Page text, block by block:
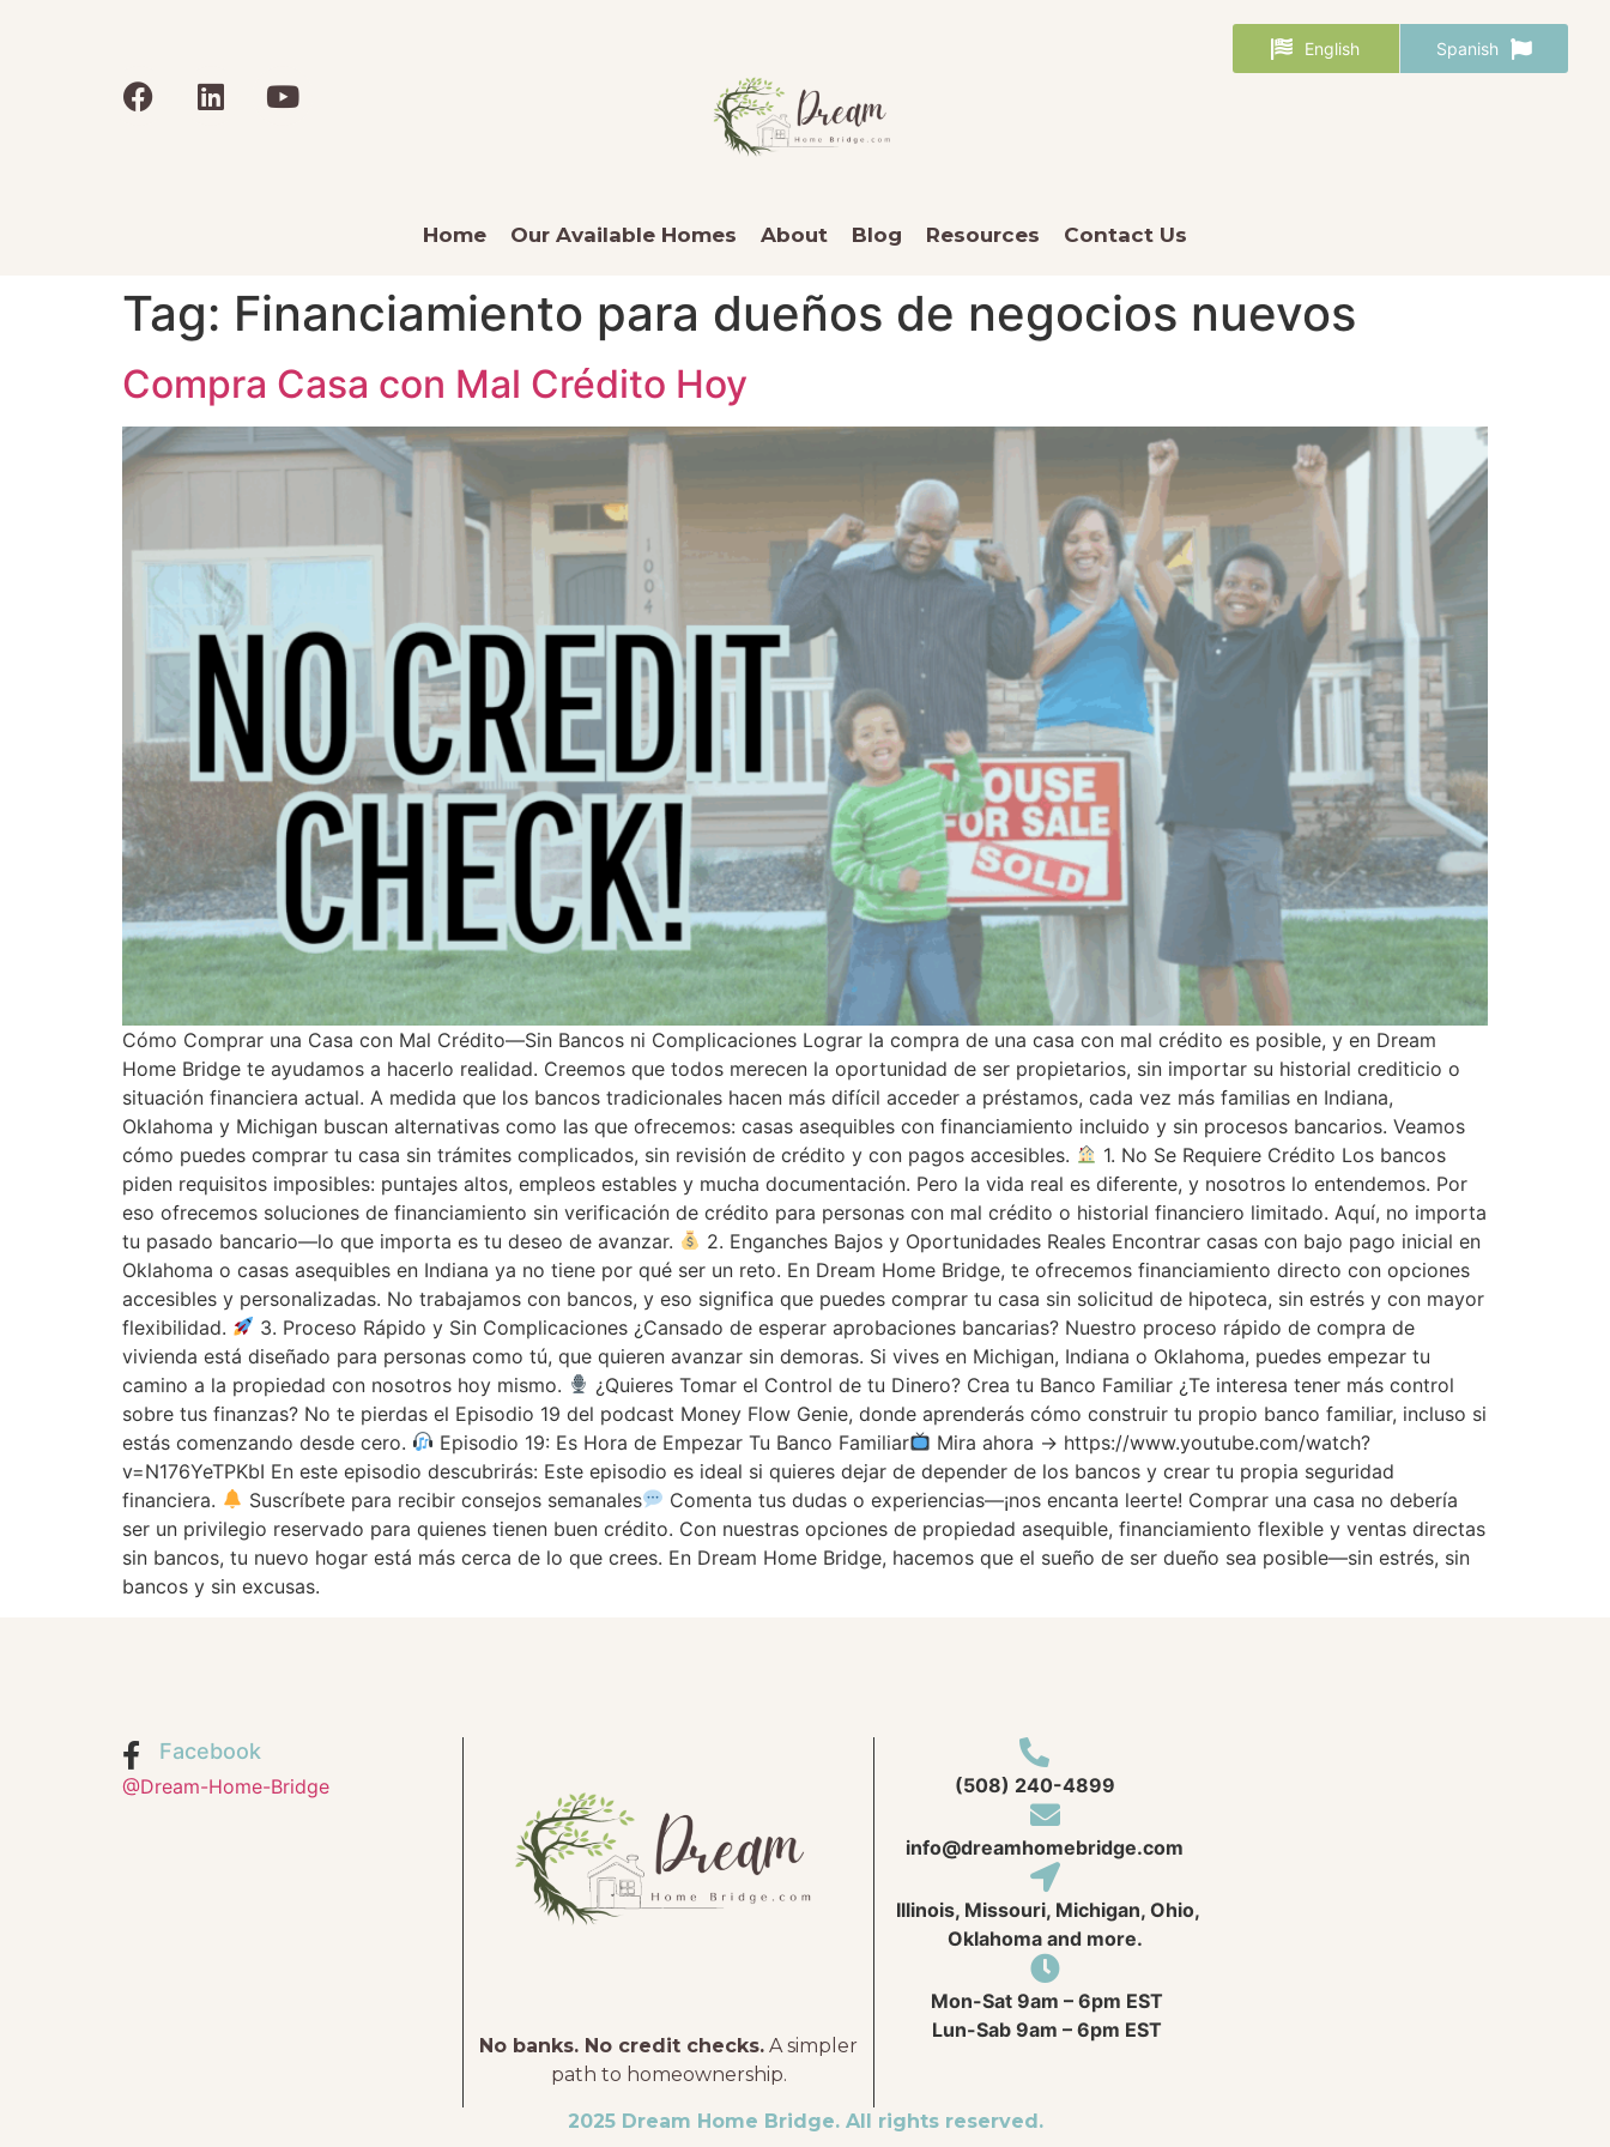
English Spanish
Home Our Available Homes About Blog Resources Contact Us
Tag: Financiamiento para dueños de negocios nuevos
Compra Casa con Mal Crédito Hoy
Cómo Comprar una Casa con Mal Crédito—Sin Bancos ni Complicaciones Lograr la compra de una casa con mal crédito es posible, y en Dream
Home Bridge te ayudamos a hacerlo realidad. Creemos que todos merecen la oportunidad de ser propietarios, sin importar su historial crediticio o
situación financiera actual. A medida que los bancos tradicionales hacen más difícil acceder a préstamos, cada vez más familias en Indiana,
Oklahoma y Michigan buscan alternativas como las que ofrecemos: casas asequibles con financiamiento incluido y sin procesos bancarios. Veamos
cómo puedes comprar tu casa sin trámites complicados, sin revisión de crédito y con pagos accesibles.
1. No Se Requiere Crédito Los bancos
piden requisitos imposibles: puntajes altos, empleos estables y mucha documentación. Pero la vida real es diferente, y nosotros lo entendemos. Por
eso ofrecemos soluciones de financiamiento sin verificación de crédito para personas con mal crédito o historial financiero limitado. Aquí, no importa
tu pasado bancario—lo que importa es tu deseo de avanzar.
2. Enganches Bajos y Oportunidades Reales Encontrar casas con bajo pago inicial en
Oklahoma o casas asequibles en Indiana ya no tiene por qué ser un reto. En Dream Home Bridge, te ofrecemos financiamiento directo con opciones
accesibles y personalizadas. No trabajamos con bancos, y eso significa que puedes comprar tu casa sin solicitud de hipoteca, sin estrés y con mayor
flexibilidad.
3. Proceso Rápido y Sin Complicaciones ¿Cansado de esperar aprobaciones bancarias? Nuestro proceso rápido de compra de
vivienda está diseñado para personas como tú, que quieren avanzar sin demoras. Si vives en Michigan, Indiana o Oklahoma, puedes empezar tu
camino a la propiedad con nosotros hoy mismo.
¿Quieres Tomar el Control de tu Dinero? Crea tu Banco Familiar ¿Te interesa tener más control
sobre tus finanzas? No te pierdas el Episodio 19 del podcast Money Flow Genie, donde aprenderás cómo construir tu propio banco familiar, incluso si
estás comenzando desde cero.
Episodio 19: Es Hora de Empezar Tu Banco Familiar
Mira ahora → https://www.youtube.com/watch?
v=N176YeTPKbI En este episodio descubrirás: Este episodio es ideal si quieres dejar de depender de los bancos y crear tu propia seguridad
financiera.
Suscríbete para recibir consejos semanales
Comenta tus dudas o experiencias—¡nos encanta leerte! Comprar una casa no debería
ser un privilegio reservado para quienes tienen buen crédito. Con nuestras opciones de propiedad asequible, financiamiento flexible y ventas directas
sin bancos, tu nuevo hogar está más cerca de lo que crees. En Dream Home Bridge, hacemos que el sueño de ser dueño sea posible—sin estrés, sin
bancos y sin excusas.
Facebook
@Dream-Home-Bridge
No banks. No credit checks. A simpler
path to homeownership.
(508) 240-4899
info@dreamhomebridge.com
Illinois, Missouri, Michigan, Ohio,
Oklahoma and more.
Mon-Sat 9am – 6pm EST
Lun-Sab 9am – 6pm EST
2025 Dream Home Bridge. All rights reserved.